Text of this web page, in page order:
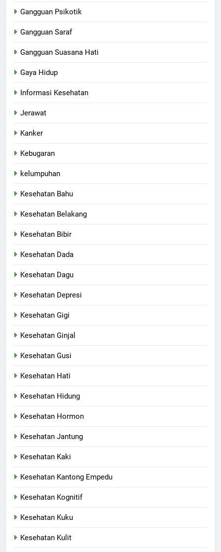
Gangguan Psikotik
Gangguan Saraf
Gangguan Suasana Hati
Gaya Hidup
Informasi Kesehatan
Jerawat
Kanker
Kebugaran
kelumpuhan
Kesehatan Bahu
Kesehatan Belakang
Kesehatan Bibir
Kesehatan Dada
Kesehatan Dagu
Kesehatan Depresi
Kesehatan Gigi
Kesehatan Ginjal
Kesehatan Gusi
Kesehatan Hati
Kesehatan Hidung
Kesehatan Hormon
Kesehatan Jantung
Kesehatan Kaki
Kesehatan Kantong Empedu
Kesehatan Kognitif
Kesehatan Kuku
Kesehatan Kulit